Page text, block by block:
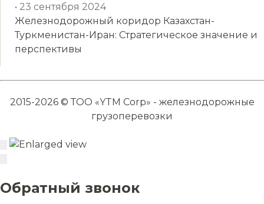
• 23 сентября 2024
Железнодорожный коридор Казахстан-
Туркменистан-Иран: Стратегическое значение и
перспективы
2015-2026 © ТОО «YTM Corp» - железнодорожные
грузоперевозки
Обратный звонок